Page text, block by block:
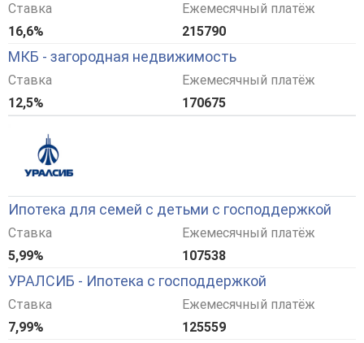
Ставка
16,6%
Ежемесячный платёж
215790
МКБ - загородная недвижимость
Ставка
12,5%
Ежемесячный платёж
170675
Ипотека для семей с детьми с господдержкой
Ставка
5,99%
Ежемесячный платёж
107538
УРАЛСИБ - Ипотека с господдержкой
Ставка
7,99%
Ежемесячный платёж
125559